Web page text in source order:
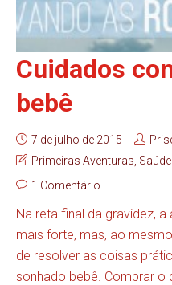
Cuidados
bebê
7 de julho de 2015
Primeiras Aventuras
1 Comentário
Na reta final da gravidez,
mais forte, mas, ao
de resolver as coisas
sonhado bebê. Comprar o